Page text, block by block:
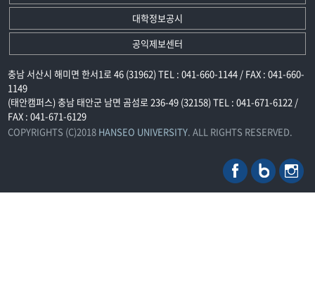
대학정보공시
공익제보센터
충남 서산시 해미면 한서1로 46 (31962) TEL : 041-660-1144 / FAX : 041-660-
1149
(태안캠퍼스) 충남 태안군 남면 곰섬로 236-49 (32158) TEL : 041-671-6122 /
FAX : 041-671-6129
COPYRIGHTS (C)2018 HANSEO UNIVERSITY . ALL RIGHTS RESERVED.